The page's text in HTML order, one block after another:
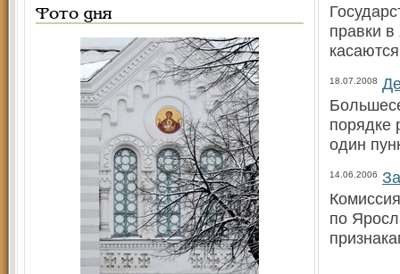
Фото дня
правки
18.07.2008
порядке
один
14.06.2006
по